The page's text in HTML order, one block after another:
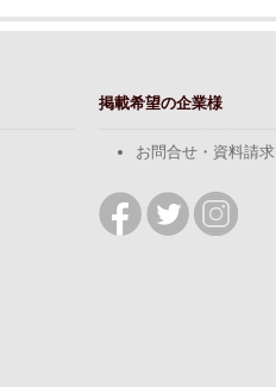
掲載希望の企業様
お問合せ・資料請求